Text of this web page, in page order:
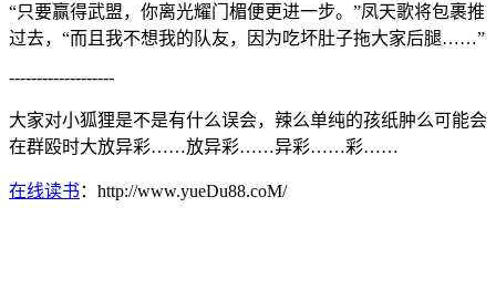
“只要赢得武盟，你离光耀门楣便更进一步。”凤天歌将包裹推
过去，“而且我不想我的队友，因为吃坏肚子拖大家后腿……”
-------------------
大家对小狐狸是不是有什么误会，辣么单纯的孩纸肿么可能会
在群殴时大放异彩……放异彩……异彩……彩……
在线读书 ：http://www.yueDu88.coM/